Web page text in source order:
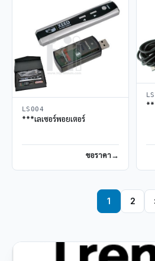
LS004
***เลเซอร์พอยเตอร์
ขอราคา
1 2